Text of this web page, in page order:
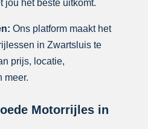
jou het beste uitkomt.
Ons platform maakt het
in Zwartsluis te
prijs, locatie,
meer.
Motorrijles in